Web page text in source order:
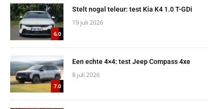
6.0
Stelt nogal teleur: test Kia K4 1.0 T-GDi
19 juli 2026
7.0
Een echte 4×4: test Jeep Compass 4xe
8 juli 2026